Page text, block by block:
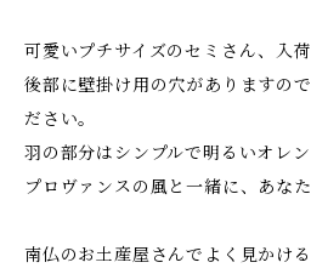
可愛いプチサイズのセミさん、入
後部に壁掛け用の穴がありますの
ださい。
羽の部分はシンプルで明るいオレン
プロヴァンスの風と一緒に、あな
南仏のお土産屋さんでよく見かける